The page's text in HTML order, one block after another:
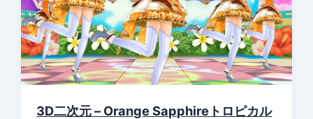
3D二次元 – Orange Sapphireトロピカル